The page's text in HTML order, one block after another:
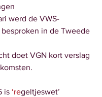
werd de VWS-
in de Tweede
doet VGN kort verslag
is ‘regeltjeswet’